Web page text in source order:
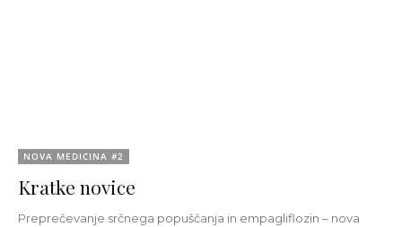
NOVA MEDICINA #2
Kratke novice
Preprečevanje srčnega popuščanja in empagliflozin – nova